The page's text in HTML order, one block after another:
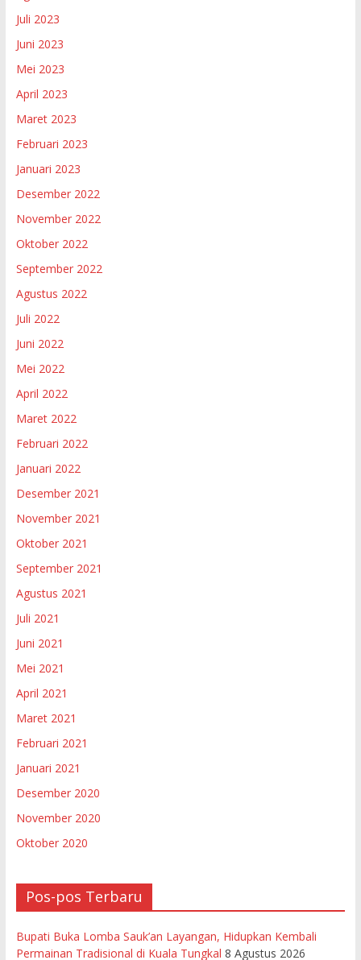
Juli 2023
Juni 2023
Mei 2023
April 2023
Maret 2023
Februari 2023
Januari 2023
Desember 2022
November 2022
Oktober 2022
September 2022
Agustus 2022
Juli 2022
Juni 2022
Mei 2022
April 2022
Maret 2022
Februari 2022
Januari 2022
Desember 2021
November 2021
Oktober 2021
September 2021
Agustus 2021
Juli 2021
Juni 2021
Mei 2021
April 2021
Maret 2021
Februari 2021
Januari 2021
Desember 2020
November 2020
Oktober 2020
Pos-pos Terbaru
Bupati Buka Lomba Sauk’an Layangan, Hidupkan Kembali
Permainan Tradisional di Kuala Tungkal 8 Agustus 2026